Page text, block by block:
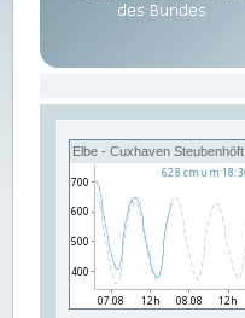
Elbe - Cuxhaven Steubenhöft